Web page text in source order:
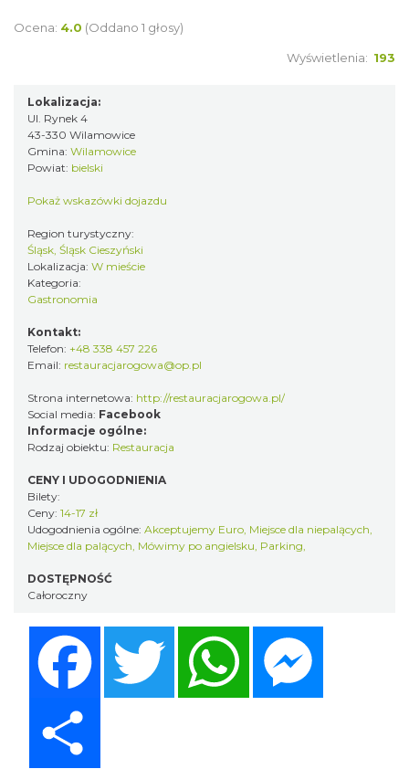
Ocena: 4.0 (Oddano 1 głosy)
Wyświetlenia: 193
Lokalizacja:
Ul. Rynek 4
43-330 Wilamowice
Gmina: Wilamowice
Powiat: bielski
Pokaż wskazówki dojazdu
Region turystyczny:
Śląsk, Śląsk Cieszyński
Lokalizacja: W mieście
Kategoria:
Gastronomia
Kontakt:
Telefon: +48 338 457 226
Email: restauracjarogowa@op.pl
Strona internetowa: http://restauracjarogowa.pl/
Social media: Facebook
Informacje ogólne:
Rodzaj obiektu: Restauracja
CENY I UDOGODNIENIA
Bilety:
Ceny: 14-17 zł
Udogodnienia ogólne: Akceptujemy Euro, Miejsce dla niepalących,
Miejsce dla palących, Mówimy po angielsku, Parking,
DOSTĘPNOŚĆ
Całoroczny
Twitter WhatsApp